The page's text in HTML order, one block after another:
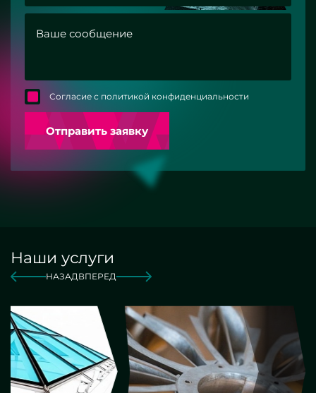
Согласие с политикой конфиденциальности
Отправить заявку
Наши услуги
НАЗАДВПЕРЕД